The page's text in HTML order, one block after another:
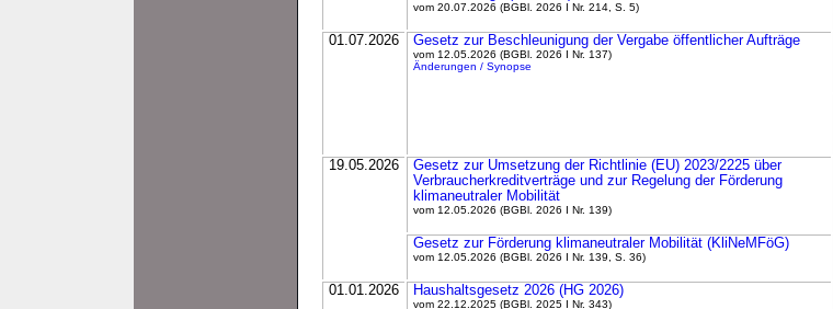
vom 20.07.2026 (BGBl. 2026 I Nr. 214, S. 5)
01.07.2026 Gesetz zur Beschleunigung der Vergabe öffent­licher Aufträge
vom 12.05.2026 (BGBl. 2026 I Nr. 137)
Änderungen / Synopse
19.05.2026
Gesetz zur Umsetzung der Richtlinie (EU) 2023/2225 über
Verbraucherkredit­verträge und zur Regelung der Förderung
klimaneutraler Mobilität
vom 12.05.2026 (BGBl. 2026 I Nr. 139)
Gesetz zur Förderung klimaneutraler Mobilität (KliNeMFöG)
vom 12.05.2026 (BGBl. 2026 I Nr. 139, S. 36)
01.01.2026 Haushalts­gesetz 2026 (HG 2026)
vom 22.12.2025 (BGBl. 2025 I Nr. 343)